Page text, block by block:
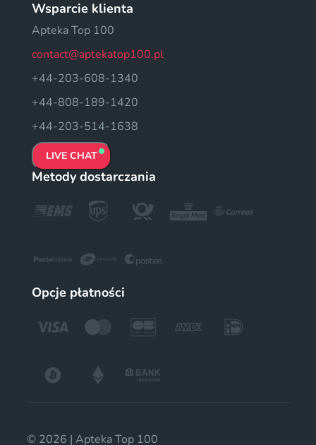
Wsparcie klienta
Apteka Top 100
contact@aptekatop100.pl
+44-203-608-1340
+44-808-189-1420
+44-203-514-1638
LIVE CHAT
Metody dostarczania
Opcje płatności
© 2026 | Apteka Top 100